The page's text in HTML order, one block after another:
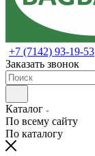
+7 (7142) 93-19-53
Заказать звонок
Каталог
По всему сайту
По каталогу